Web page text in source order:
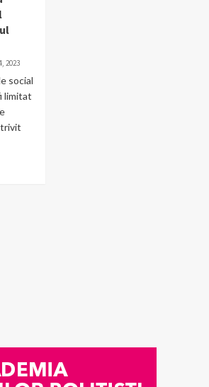
2023
social
limitat